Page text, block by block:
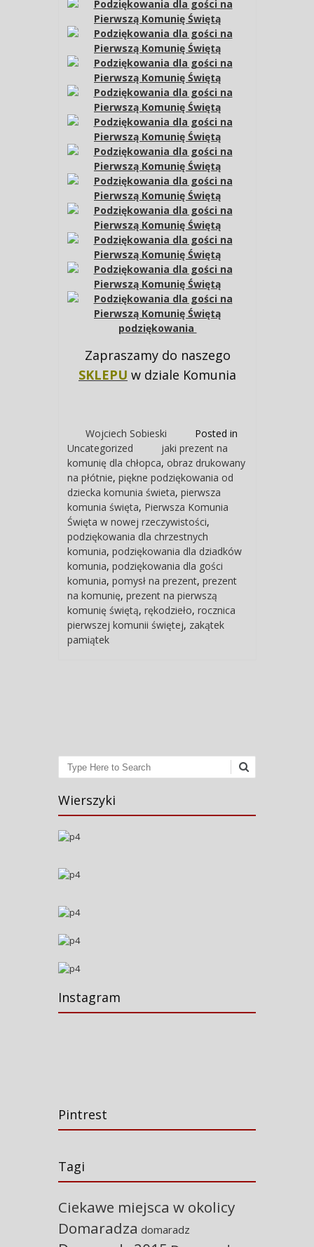
podziękowania
Zapraszamy do naszego
SKLEPU w dziale Komunia
Wojciech Sobieski
Posted in
Uncategorized
jaki prezent na
komunię dla chłopca, obraz drukowany
na płótnie,piękne podziękowania od
dziecka komunia świeta,pierwsza
komunia święta, Pierwsza Komunia
Święta w nowej rzeczywistości,
podziękowania dla chrzestnych
komunia,podziękowania dla dziadków
komunia,podziękowania dla gości
komunia,pomysł na prezent,prezent
na komunię,prezent na pierwszą
komunię świętą,rękodzieło,rocznica
pierwszej komunii świętej, zakątek
pamiątek
Search
Wierszyki
Instagram
Pintrest
Tagi
Ciekawe miejsca w okolicy
Domaradza domaradz